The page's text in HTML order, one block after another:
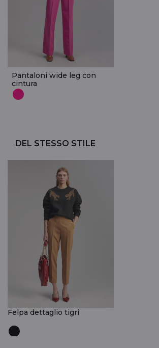
Pantaloni wide leg con
cintura
DEL STESSO STILE
Felpa dettaglio tigri